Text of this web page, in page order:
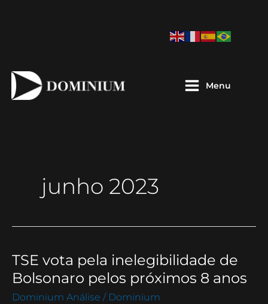
Menu
junho 2023
TSE vota pela inelegibilidade de
Bolsonaro pelos próximos 8 anos
Dominium Análise / Dominium
TSE
vota
pela